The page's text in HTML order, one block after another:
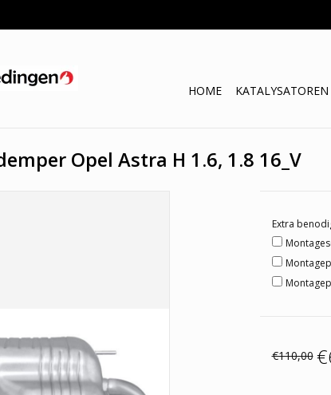
HOME KATALYSATOREN
Opel Astra H 1.6, 1.8 16_V
Extra
€110,00